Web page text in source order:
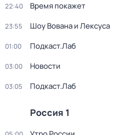
22:40 Время покажет
23:55 Шоу Вована и Лексуса
01:00 Подкаст.Лаб
03:00 Новости
03:05 Подкаст.Лаб
Россия 1